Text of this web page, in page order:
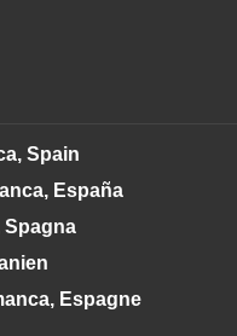
Spain
España
Spagna
Espagne